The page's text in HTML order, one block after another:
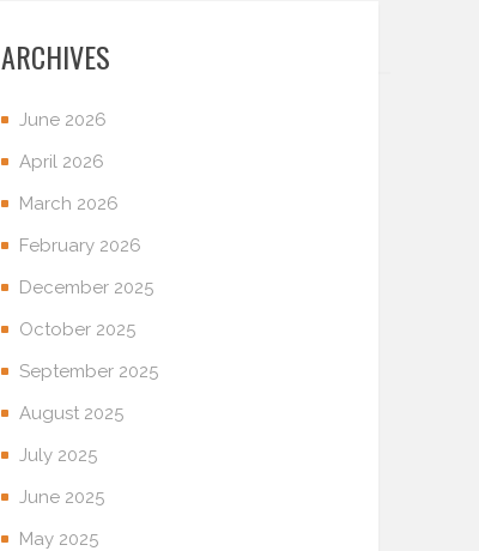
ARCHIVES
June 2026
April 2026
March 2026
February 2026
December 2025
October 2025
September 2025
August 2025
July 2025
June 2025
May 2025